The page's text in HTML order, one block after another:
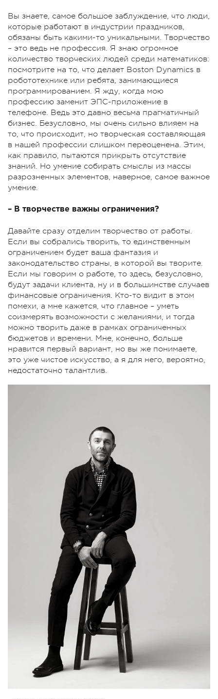
Вы знаете, самое большое заблуждение, что люди,
которые работают в индустрии праздников,
обязаны быть какими-то уникальными. Творчество
– это ведь не профессия. Я знаю огромное
количество творческих людей среди математиков:
посмотрите на то, что делает Boston Dynamics в
робототехнике или ребята, занимающиеся
программированием. Я жду, когда мою
профессию заменит ЭПС-приложение в
телефоне. Ведь это давно весьма прагматичный
бизнес. Безусловно, мы очень сильно влияем на
то, что происходит, но творческая составляющая
в нашей профессии слишком переоценена. Этим,
как правило, пытаются прикрыть отсутствие
знаний. Но умение собирать смыслы из массы
разрозненных элементов, наверное, самое важное
умение.
– В творчестве важны ограничения?
Давайте сразу отделим творчество от работы.
Если вы собрались творить, то единственным
ограничением будет ваша фантазия и
законодательство страны, в которой вы творите.
Если мы говорим о работе, то здесь, безусловно,
будут задачи клиента, ну и в большинстве случаев
финансовые ограничения. Кто-то видит в этом
помехи, а мне кажется, что главное – уметь
соизмерять возможности с желаниями, и тогда
можно творить даже в рамках ограниченных
бюджетов и времени. Мне, конечно, больше
нравится первый вариант, но вы же понимаете,
это уже чистое искусство, а я для него, вероятно,
недостаточно талантлив.